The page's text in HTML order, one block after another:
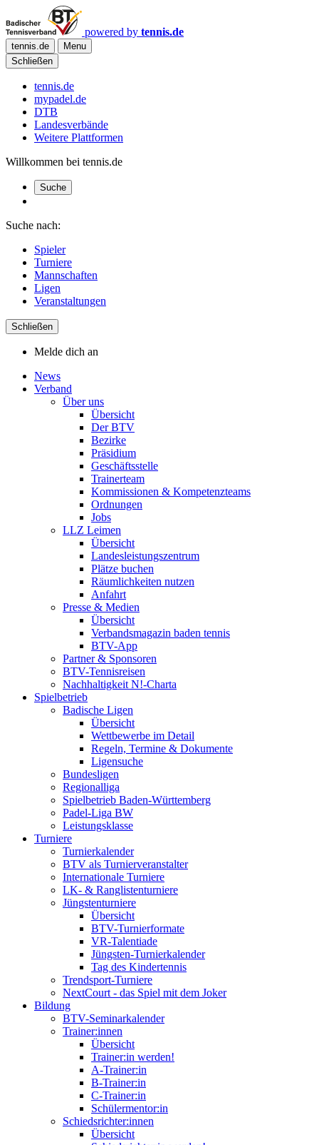
powered by tennis.de
tennis.de
Menu
Schließen
tennis.de
mypadel.de
DTB
Landesverbände
Weitere Plattformen
Willkommen bei tennis.de
Suche
Suche nach:
Spieler
Turniere
Mannschaften
Ligen
Veranstaltungen
Schließen
Melde dich an
News
Verband
Über uns
Übersicht
Der BTV
Bezirke
Präsidium
Geschäftsstelle
Trainerteam
Kommissionen & Kompetenzteams
Ordnungen
Jobs
LLZ Leimen
Übersicht
Landesleistungszentrum
Plätze buchen
Räumlichkeiten nutzen
Anfahrt
Presse & Medien
Übersicht
Verbandsmagazin baden tennis
BTV-App
Partner & Sponsoren
BTV-Tennisreisen
Nachhaltigkeit N!-Charta
Spielbetrieb
Badische Ligen
Übersicht
Wettbewerbe im Detail
Regeln, Termine & Dokumente
Ligensuche
Bundesligen
Regionalliga
Spielbetrieb Baden-Württemberg
Padel-Liga BW
Leistungsklasse
Turniere
Turnierkalender
BTV als Turnierveranstalter
Internationale Turniere
LK- & Ranglistenturniere
Jüngstenturniere
Übersicht
BTV-Turnierformate
VR-Talentiade
Jüngsten-Turnierkalender
Tag des Kindertennis
Trendsport-Turniere
NextCourt - das Spiel mit dem Joker
Bildung
BTV-Seminarkalender
Trainer:innen
Übersicht
Trainer:in werden!
A-Trainer:in
B-Trainer:in
C-Trainer:in
Schülermentor:in
Schiedsrichter:innen
Übersicht